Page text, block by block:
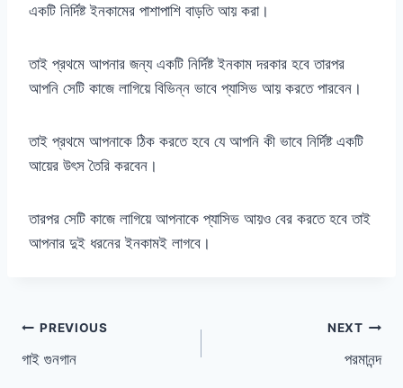
একটি নির্দিষ্ট ইনকামের পাশাপাশি বাড়তি আয় করা।
তাই প্রথমে আপনার জন্য একটি নির্দিষ্ট ইনকাম দরকার হবে তারপর
আপনি সেটি কাজে লাগিয়ে বিভিন্ন ভাবে প্যাসিভ আয় করতে পারবেন।
তাই প্রথমে আপনাকে ঠিক করতে হবে যে আপনি কী ভাবে নির্দিষ্ট একটি
আয়ের উৎস তৈরি করবেন।
তারপর সেটি কাজে লাগিয়ে আপনাকে প্যাসিভ আয়ও বের করতে হবে তাই
আপনার দুই ধরনের ইনকামই লাগবে।
Post
navigation
PREVIOUS
গাই গুনগান
NEXT
পরমানন্দ